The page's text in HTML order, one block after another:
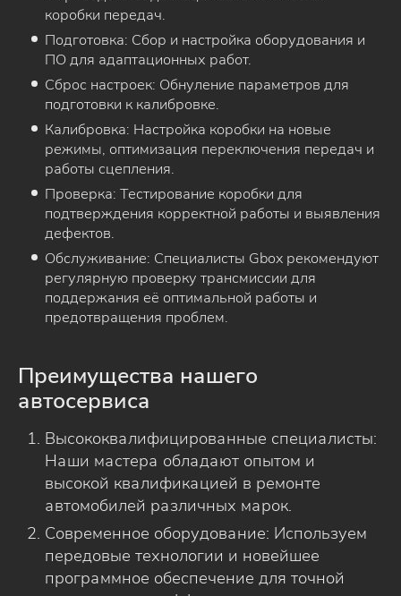
коробки передач.
Подготовка: Сбор и настройка оборудования и
ПО для адаптационных работ.
Сброс настроек: Обнуление параметров для
подготовки к калибровке.
Калибровка: Настройка коробки на новые
режимы, оптимизация переключения передач и
работы сцепления.
Проверка: Тестирование коробки для
подтверждения корректной работы и выявления
дефектов.
Обслуживание: Специалисты Gbox рекомендуют
регулярную проверку трансмиссии для
поддержания её оптимальной работы и
предотвращения проблем.
Преимущества нашего
автосервиса
Высококвалифицированные специалисты:
Наши мастера обладают опытом и
высокой квалификацией в ремонте
автомобилей различных марок.
Современное оборудование: Используем
передовые технологии и новейшее
программное обеспечение для точной